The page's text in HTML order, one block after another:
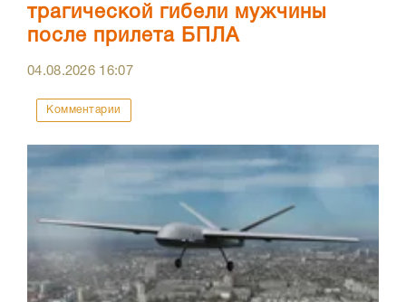
трагической гибели мужчины
после прилета БПЛА
04.08.2026 16:07
Комментарии